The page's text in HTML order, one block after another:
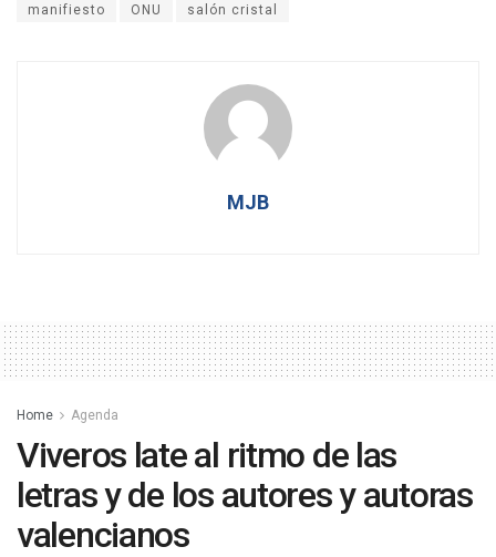
manifiesto ONU salón cristal
MJB
Home Agenda
Viveros late al ritmo de las
letras y de los autores y autoras
valencianos